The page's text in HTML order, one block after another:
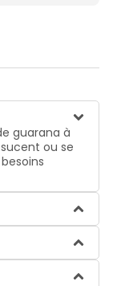
guarana à
ou se